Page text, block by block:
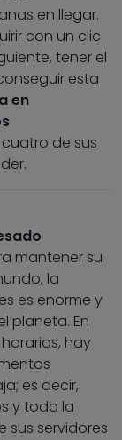
en llegar.
con un clic
tener el
esta
en
de sus
mantener su
la
es enorme y
planeta. En
hay
es decir,
y toda la
sus servidores